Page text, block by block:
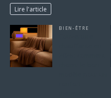
Lire l'article
BIEN-ÊTRE